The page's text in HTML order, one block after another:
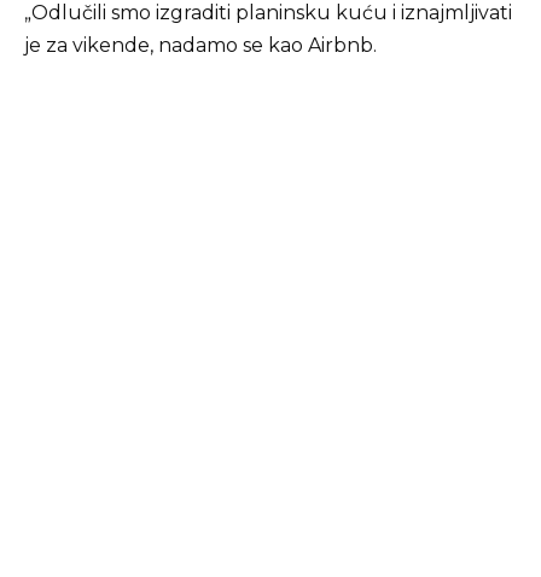
„Odlučili smo izgraditi planinsku kuću i iznajmljivati
je za vikende, nadamo se kao Airbnb.